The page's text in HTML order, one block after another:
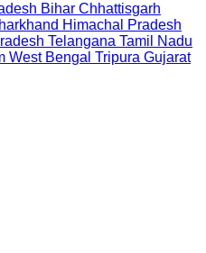
Bihar Chhattisgarh
Himachal Pradesh
Telangana Tamil Nadu
West Bengal Tripura Gujarat